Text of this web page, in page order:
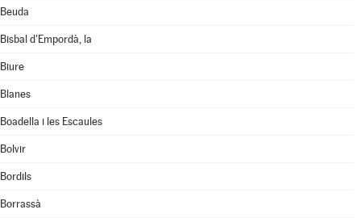
Beuda
Bisbal d'Empordà, la
Biure
Blanes
Boadella i les Escaules
Bolvir
Bordils
Borrassà